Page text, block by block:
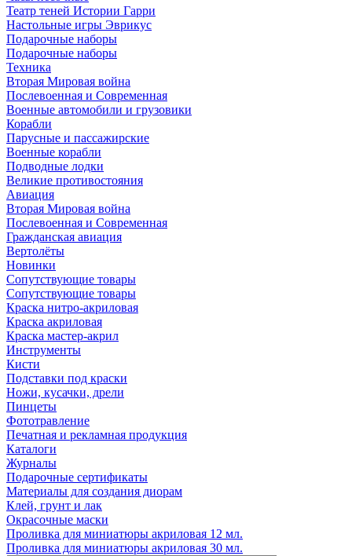
Театр теней Истории Гарри
Настольные игры Эврикус
Подарочные наборы
Подарочные наборы
Техника
Вторая Мировая война
Послевоенная и Современная
Военные автомобили и грузовики
Корабли
Парусные и пассажирские
Военные корабли
Подводные лодки
Великие противостояния
Авиация
Вторая Мировая война
Послевоенная и Современная
Гражданская авиация
Вертолёты
Новинки
Сопутствующие товары
Сопутствующие товары
Краска нитро-акриловая
Краска акриловая
Краска мастер-акрил
Инструменты
Кисти
Подставки под краски
Ножи, кусачки, дрели
Пинцеты
Фототравление
Печатная и рекламная продукция
Каталоги
Журналы
Подарочные сертификаты
Материалы для создания диорам
Клей, грунт и лак
Окрасочные маски
Проливка для миниатюры акриловая 12 мл.
Проливка для миниатюры акриловая 30 мл.